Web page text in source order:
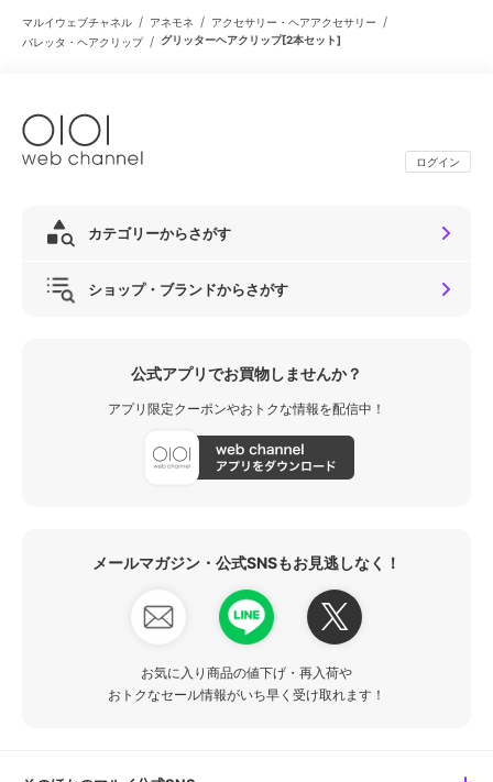
マルイウェブチャネル / アネモネ / アクセサリー・ヘアアクセサリー /
バレッタ・ヘアクリップ/ グリッターヘアクリップ[2本セット]
ログイン
カテゴリーからさがす
ショップ・ブランドからさがす
公式アプリでお買物しませんか？
アプリ限定クーポンやおトクな情報を配信中！
メールマガジン・公式SNSもお見逃しなく！
お気に入り商品の値下げ・再入荷や
おトクなセール情報がいち早く受け取れます！